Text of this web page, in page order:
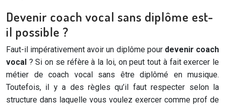
Devenir coach vocal sans diplôme est-
il possible ?
Faut-il impérativement avoir un diplôme pour devenir coach
vocal ? Si on se réfère à la loi, on peut tout à fait exercer le
métier de coach vocal sans être diplômé en musique.
Toutefois, il y a des règles qu’il faut respecter selon la
structure dans laquelle vous voulez exercer comme prof de